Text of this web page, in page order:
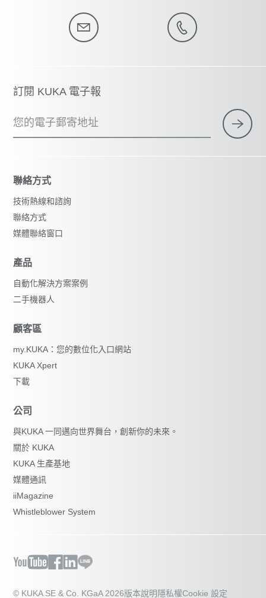
訂閱 KUKA 電子報
您的電子郵寄地址
聯絡方式
技術熱線和諮詢
聯絡方式
媒體聯絡窗口
產品
自動化解決方案案例
二手機器人
顧客區
my.KUKA：您的數位化入口網站
KUKA Xpert
下載
公司
與KUKA 一同邁向世界舞台，創新你的未來。
關於 KUKA
KUKA 生產基地
媒體通訊
iiMagazine
Whistleblower System
© KUKA SE & Co. KGaA 2026版本說明隱私權Cookie 設定